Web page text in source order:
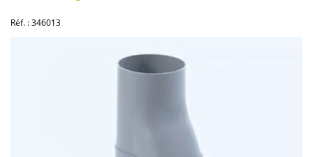
Réf. :346013